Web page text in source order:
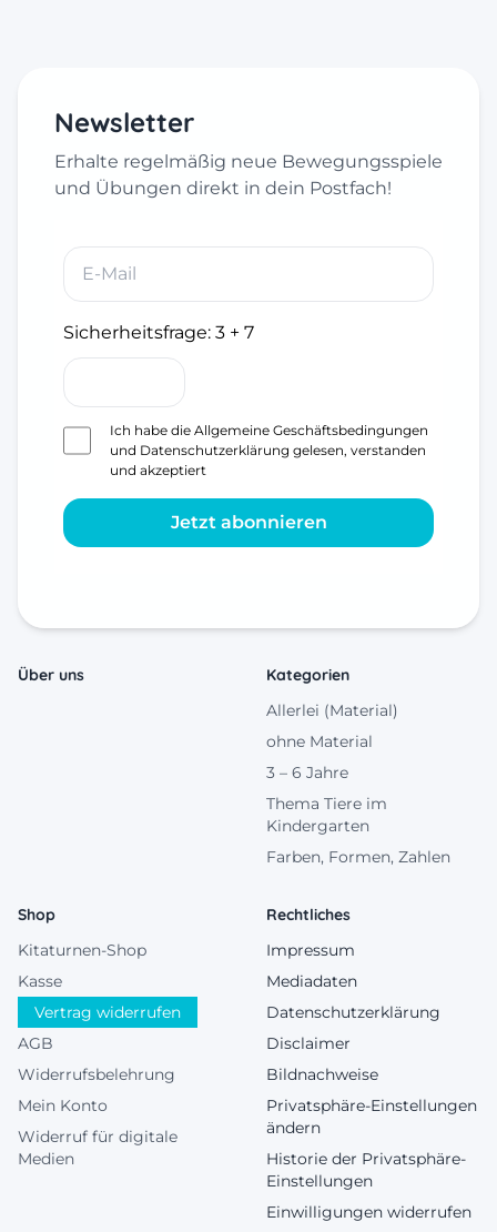
Newsletter
Erhalte regelmäßig neue Bewegungsspiele
und Übungen direkt in dein Postfach!
Sicherheitsfrage: 3 + 7
Ich habe die Allgemeine Geschäftsbedingungen
und Datenschutzerklärung gelesen, verstanden
und akzeptiert
Jetzt abonnieren
Über uns
Kategorien
Allerlei (Material)
ohne Material
3 – 6 Jahre
Thema Tiere im
Kindergarten
Farben, Formen, Zahlen
Shop
Kitaturnen-Shop
Kasse
Vertrag widerrufen
AGB
Widerrufsbelehrung
Mein Konto
Widerruf für digitale
Medien
Rechtliches
Impressum
Mediadaten
Datenschutzerklärung
Disclaimer
Bildnachweise
Privatsphäre-Einstellungen
ändern
Historie der Privatsphäre-
Einstellungen
Einwilligungen widerrufen